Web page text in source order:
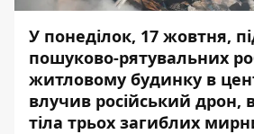
У понеділок, 17 жовтня,
пошуково-рятувальних
житловому будинку в
влучив російський дрон,
тіла трьох загиблих